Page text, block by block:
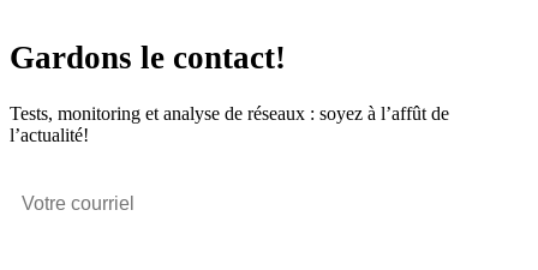
Gardons le contact!
Tests, monitoring et analyse de réseaux : soyez à l’affût de
l’actualité!